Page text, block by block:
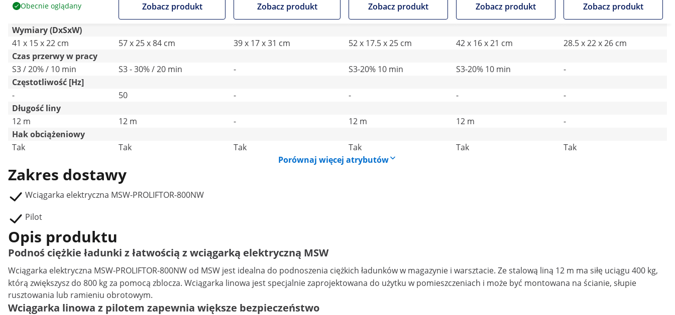
Obecnie oglądany Zobacz produkt Zobacz produkt Zobacz produkt Zobacz produkt Zobacz produkt
Wymiary (DxSxW)
41 x 15 x 22 cm
57 x 25 x 84 cm 39 x 17 x 31 cm 52 x 17.5 x 25 cm 42 x 16 x 21 cm
28.5 x 22 x 26 cm
Czas przerwy w pracy
S3 / 20% / 10 min
S3 - 30% / 20 min - S3-20% 10 min S3-20% 10 min
-
Częstotliwość [Hz]
-
50 - - -
-
Długość liny
12 m
12 m - 12 m 12 m
-
Hak obciążeniowy
Tak
Tak Tak Tak Tak
Tak
Porównaj więcej atrybutów
Zakres dostawy
Wciągarka elektryczna MSW-PROLIFTOR-800NW
Pilot
Opis produktu
Podnoś ciężkie ładunki z łatwością z wciągarką elektryczną MSW
Wciągarka elektryczna MSW-PROLIFTOR-800NW od MSW jest idealna do podnoszenia ciężkich ładunków w magazynie i warsztacie. Ze stalową liną 12 m ma siłę uciągu 400 kg,
którą zwiększysz do 800 kg za pomocą zblocza. Wciągarka linowa jest specjalnie zaprojektowana do użytku w pomieszczeniach i może być montowana na ścianie, słupie
rusztowania lub ramieniu obrotowym.
Wciągarka linowa z pilotem zapewnia większe bezpieczeństwo